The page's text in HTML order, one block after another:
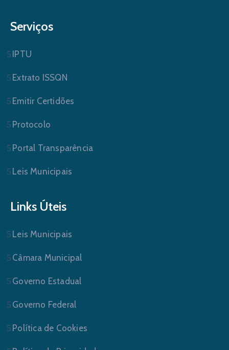
Serviços
IPTU
Extrato ISSQN
Emitir Certidões
Protocolo
Portal Transparência
Leis Municipais
Links Úteis
Leis Municipais
Câmara Municipal
Governo Estadual
Governo Federal
Política de Cookies